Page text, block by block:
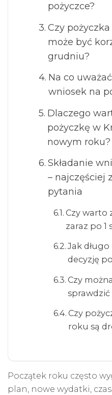
pożyczce?
Czy
może być
grudniu?
Na co
wniosek na
Dlaczego
pożyczkę w
nowym roku?
Składanie
– najczęściej
pytania
Czy warto
zaraz po 1
Jak długo
decyzję
Czy
sprawdzić
Czy
roku są
Początek roku często
plan, nowe wydatki,